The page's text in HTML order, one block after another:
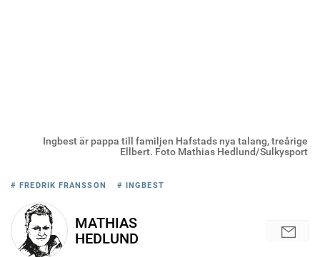
Ingbest är pappa till familjen Hafstads nya talang, treårige
Ellbert. Foto Mathias Hedlund/Sulkysport
# FREDRIK FRANSSON # INGBEST
MATHIAS
HEDLUND